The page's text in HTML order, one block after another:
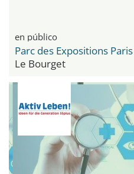
en público
Parc des Expositions
Le Bourget